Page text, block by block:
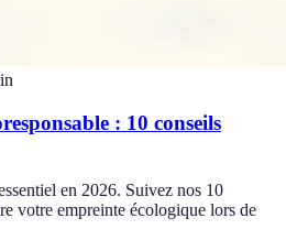
: 10 conseils
en 2026. Suivez nos 10
votre empreinte écologique lors de